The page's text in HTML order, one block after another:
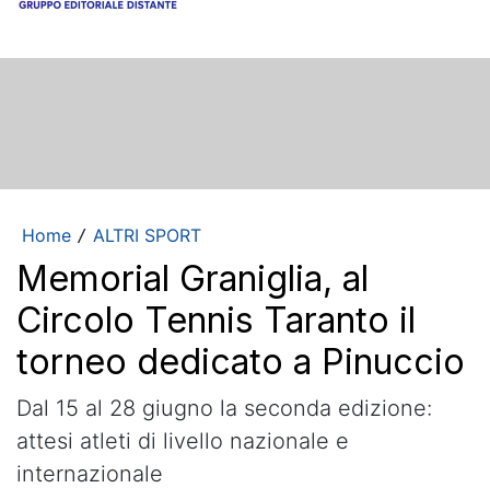
Home / ALTRI SPORT
Memorial Graniglia, al
Circolo Tennis Taranto il
torneo dedicato a Pinuccio
Dal 15 al 28 giugno la seconda edizione:
attesi atleti di livello nazionale e
internazionale